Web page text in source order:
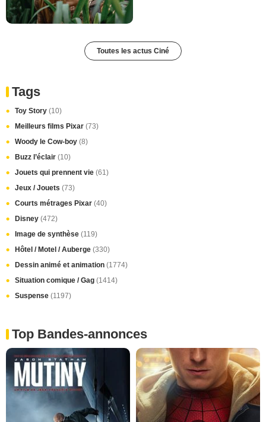
Toutes les actus Ciné
Tags
Toy Story (10)
Meilleurs films Pixar (73)
Woody le Cow-boy (8)
Buzz l’éclair (10)
Jouets qui prennent vie (61)
Jeux / Jouets (73)
Courts métrages Pixar (40)
Disney (472)
Image de synthèse (119)
Hôtel / Motel / Auberge (330)
Dessin animé et animation (1774)
Situation comique / Gag (1414)
Suspense (1197)
Top Bandes-annonces